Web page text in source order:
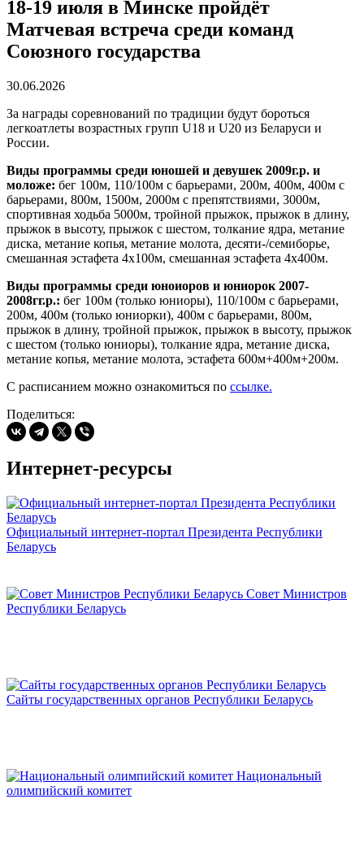
18-19 июля в Минске пройдёт
Матчевая встреча среди команд
Союзного государства
30.06.2026
За награды соревнований по традиции будут бороться
легкоатлеты возрастных групп U18 и U20 из Беларуси и
России.
Виды программы среди юношей и девушек 2009г.р. и
моложе: бег 100м, 110/100м с барьерами, 200м, 400м, 400м с
барьерами, 800м, 1500м, 2000м с препятствиями, 3000м,
спортивная ходьба 5000м, тройной прыжок, прыжок в длину,
прыжок в высоту, прыжок с шестом, толкание ядра, метание
диска, метание копья, метание молота, десяти-/семиборье,
смешанная эстафета 4х100м, смешанная эстафета 4х400м.
Виды программы среди юноиоров и юниорок 2007-
2008гг.р.: бег 100м (только юниоры), 110/100м с барьерами,
200м, 400м (только юниорки), 400м с барьерами, 800м,
прыжок в длину, тройной прыжок, прыжок в высоту, прыжок
с шестом (только юниоры), толкание ядра, метание диска,
метание копья, метание молота, эстафета 600м+400м+200м.
С расписанием можно ознакомиться по ссылке.
Поделиться:
Интернет-ресурсы
Официальный интернет-портал Президента Республики
Беларусь
Совет Министров
Республики Беларусь
Сайты государственных органов Республики Беларусь
Национальный
олимпийский комитет